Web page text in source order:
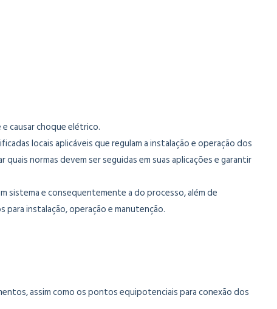
causar choque elétrico.
locais aplicáveis que regulam a instalação e operação dos
normas devem ser seguidas em suas aplicações e garantir
sistema e consequentemente a do processo, além de
instalação, operação e manutenção.
assim como os pontos equipotenciais para conexão dos